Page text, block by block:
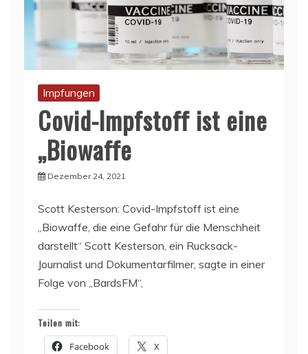
Impfungen
Covid-Impfstoff ist eine
„Biowaffe
Dezember 24, 2021
Scott Kesterson: Covid-Impfstoff ist eine
„Biowaffe, die eine Gefahr für die Menschheit
darstellt“ Scott Kesterson, ein Rucksack-
Journalist und Dokumentarfilmer, sagte in einer
Folge von „BardsFM“,
Teilen mit:
Facebook X